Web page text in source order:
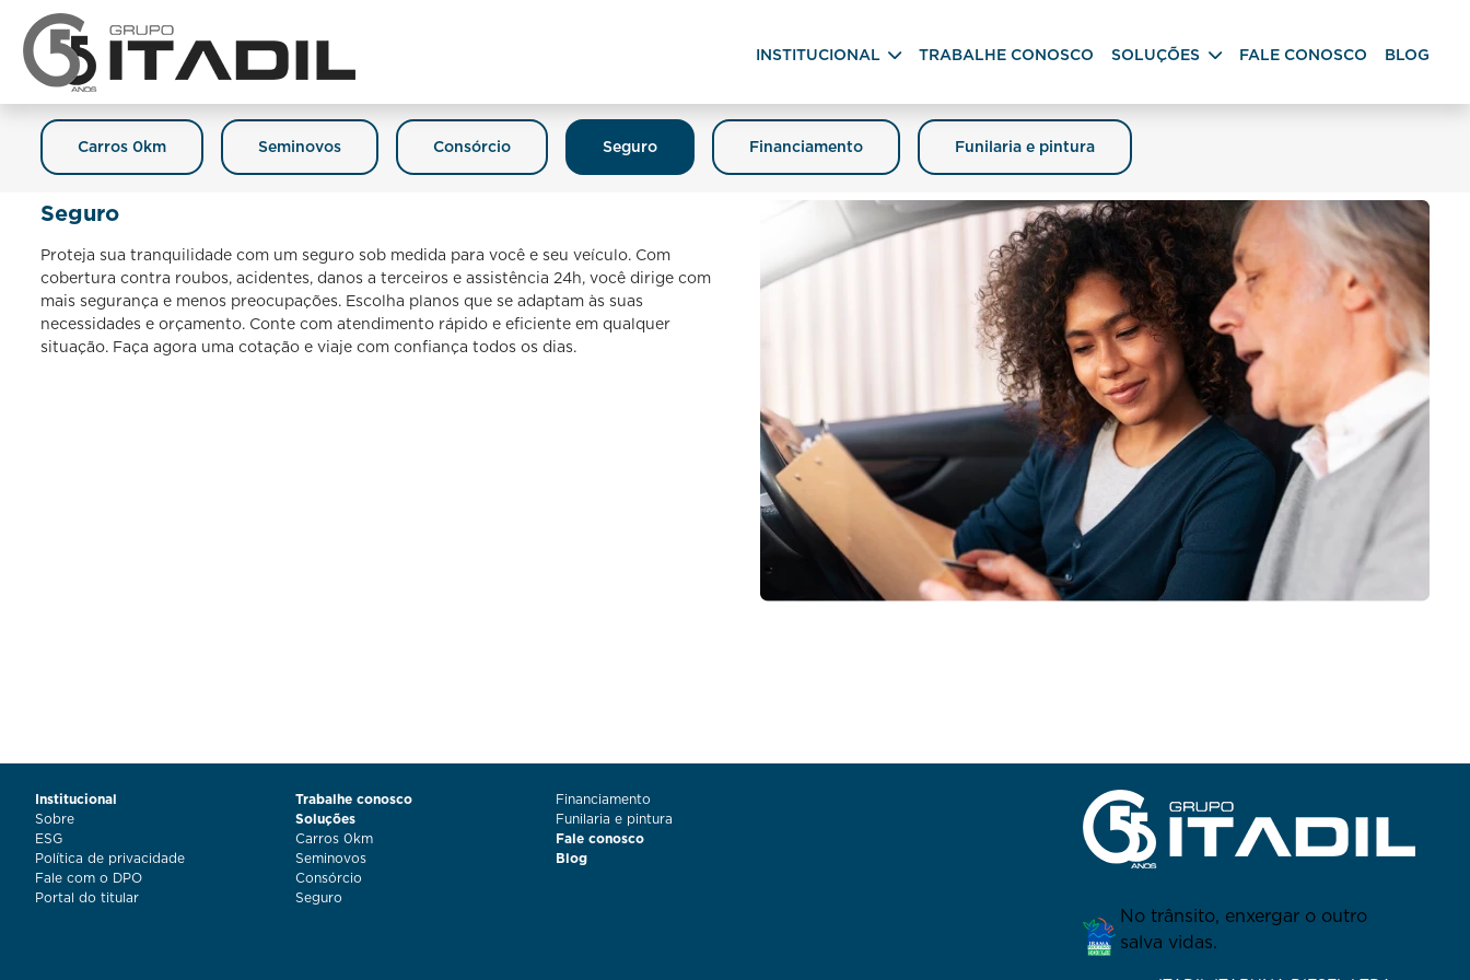
INSTITUCIONAL TRABALHE CONOSCO SOLUÇÕES FALE CONOSCO BLOG
Carros 0km Seminovos Consórcio Seguro Financiamento Funilaria e pintura
Seguro
Proteja sua tranquilidade com um seguro sob medida para você e seu veículo. Com
cobertura contra roubos, acidentes, danos a terceiros e assistência 24h, você dirige com
mais segurança e menos preocupações. Escolha planos que se adaptam às suas
necessidades e orçamento. Conte com atendimento rápido e eficiente em qualquer
situação. Faça agora uma cotação e viaje com confiança todos os dias.
No trânsito, enxergar o outro
salva vidas.
Institucional
Sobre
ESG
Política de privacidade
Fale com o DPO
Portal do titular
Trabalhe conosco
Soluções
Carros 0km
Seminovos
Consórcio
Seguro
Financiamento
Funilaria e pintura
Fale conosco
Blog